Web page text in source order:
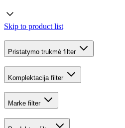
Skip to product list
Pristatymo trukmė filter
Komplektacija filter
Marke filter